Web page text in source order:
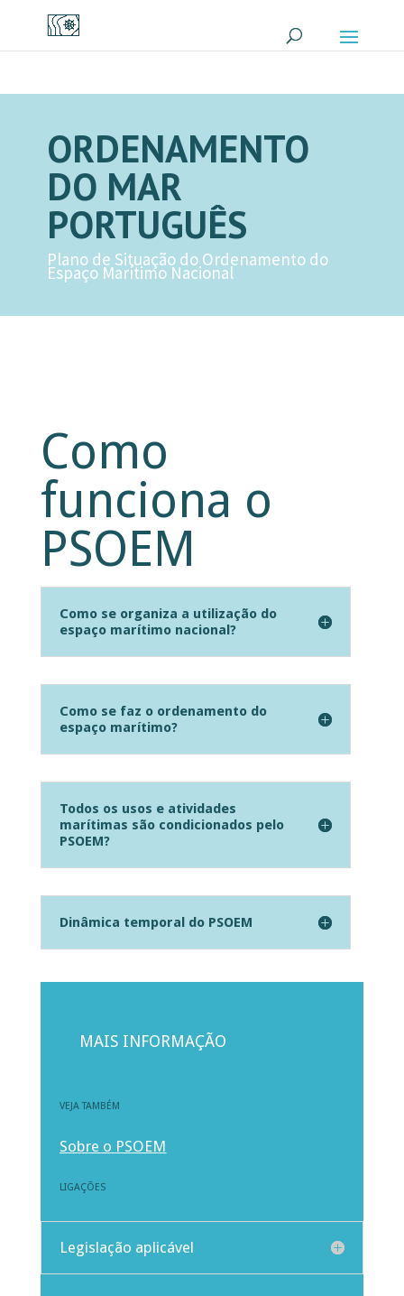
ORDENAMENTO
DO MAR
PORTUGUÊS
Plano de Situação do Ordenamento do
Espaço Marítimo Nacional
Como
funciona o
PSOEM
Como se organiza a utilização do
espaço marítimo nacional?
Como se faz o ordenamento do
espaço marítimo?
Todos os usos e atividades
marítimas são condicionados pelo
PSOEM?
Dinâmica temporal do PSOEM
MAIS INFORMAÇÃO
VEJA TAMBÉM
Sobre o PSOEM
LIGAÇÕES
Legislação aplicável